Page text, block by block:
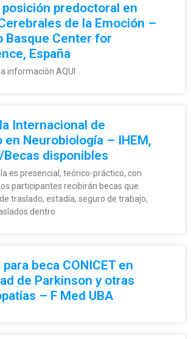
predoctoral en
de la Emoción –
Basque Center for
España
información AQUI
Internacional de
en Neurobiología – IHEM,
Becas disponibles
es presencial, teórico-práctico, con
participantes recibirán becas que
traslado, estadía, seguro de trabajo,
dentro
beca CONICET en
de Parkinson y otras
– F Med UBA